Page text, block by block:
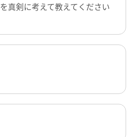
真剣に考えて教えてください